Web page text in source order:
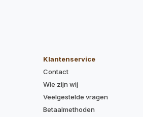
Klantenservice
Contact
Wie zijn wij
Veelgestelde vragen
Betaalmethoden